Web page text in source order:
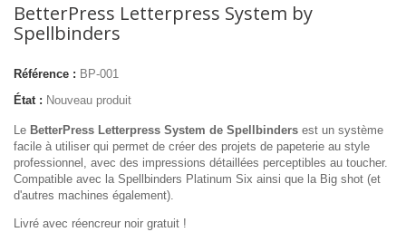
BetterPress Letterpress System by
Spellbinders
Référence : BP-001
État : Nouveau produit
Le BetterPress Letterpress System de Spellbinders est un système
facile à utiliser qui permet de créer des projets de papeterie au style
professionnel, avec des impressions détaillées perceptibles au toucher.
Compatible avec la Spellbinders Platinum Six ainsi que la Big shot (et
d'autres machines également).
Livré avec réencreur noir gratuit !